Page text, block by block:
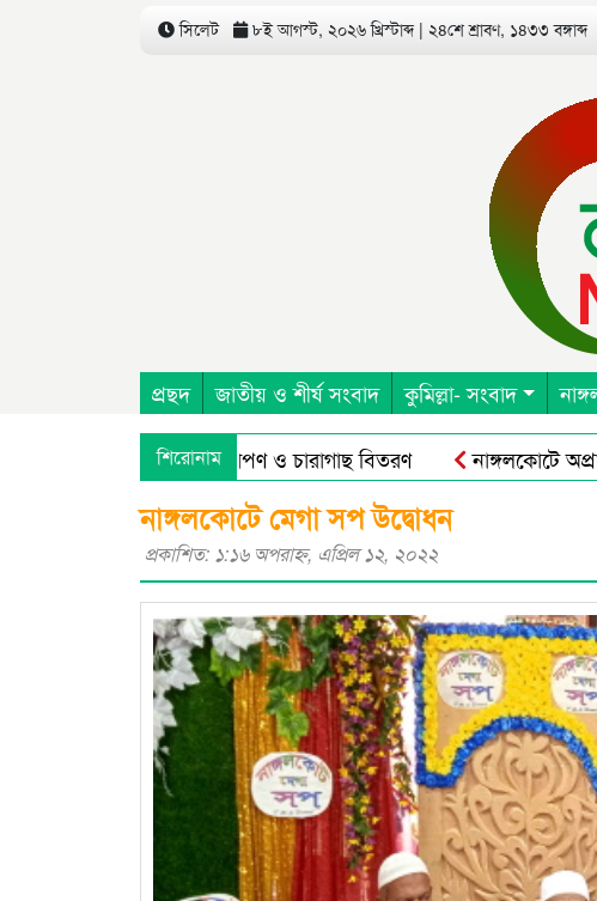
সিলেট ৮ই আগস্ট, ২০২৬ খ্রিস্টাব্দ | ২৪শে শ্রাবণ, ১৪৩৩ বঙ্গাব্দ
প্রছদ জাতীয় ও শীর্ষ সংবাদ কুমিল্লা- সংবাদ
শিরোনাম
এর উদ্যোগে বৃক্ষরোপণ ও চারাগাছ বিতরণ নাঙ্গলকোটে
নাঙ্গলকোটে মেগা সপ উদ্বোধন
প্রকাশিত: ১:১৬ অপরাহ্ণ, এপ্রিল ১২, ২০২২